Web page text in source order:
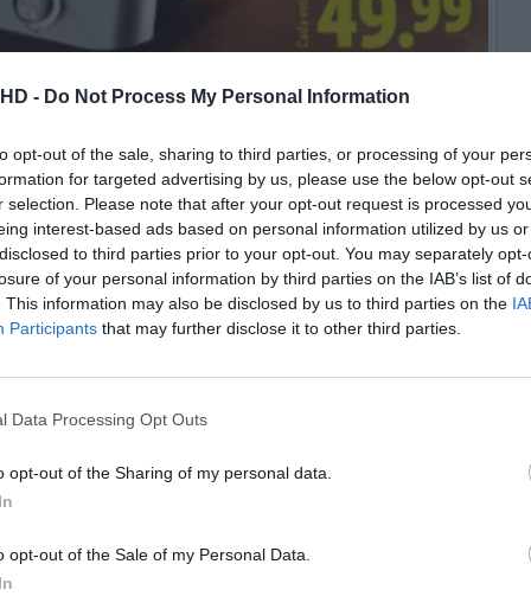
- Do Not Process My Personal Information
opt-out of the sale, sharing to third parties, or processing of your
for targeted advertising by us, please use the below opt-out
selection. Please note that after your opt-out request is processed
interest-based ads based on personal information utilized by us
to third parties prior to your opt-out. You may separately
of your personal information by third parties on the IAB’s list of
This information may also be disclosed by us to third parties on the
Participants that may further disclose it to other third parties.
Data Processing Opt Outs
opt-out of the Sharing of my personal data.
opt-out of the Sale of my Personal Data.
© Lidl
nas fériastem agora uma grande oportunidade no
que só serve para uma coisa, ou se recorre ao
pleno verão.
legumes salteados, e raramente há espaço
sem sujar tachos extra.